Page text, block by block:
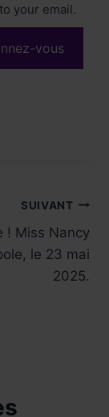
your email.
vous
SUIVANT
! Miss Nancy
le 23 mai
2025.